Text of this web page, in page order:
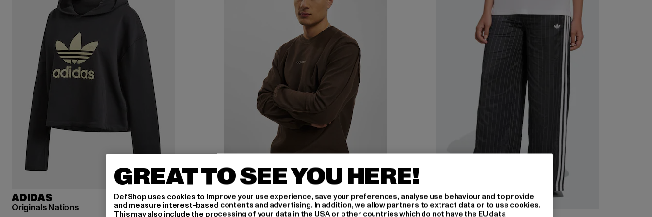
ADIDAS
Originals Nations
ADIDAS
Loopback
GREAT TO SEE YOU HERE!
DefShop uses cookies to improve your use experience, save your preferences, analyse use behaviour and to provide
and measure interest-based contents and advertising. In addition, we allow partners to extract data or to use cookies.
This may also include the processing of your data in the USA or other countries which do not have the EU data